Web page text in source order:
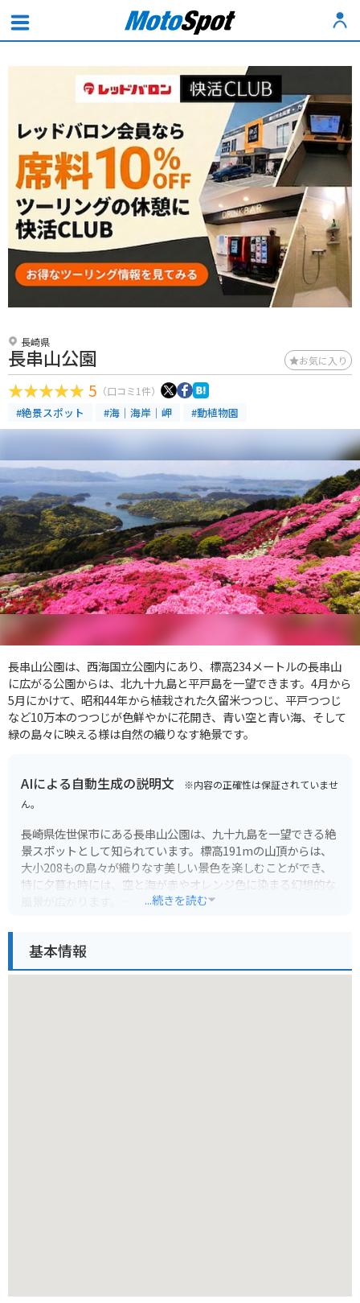
長崎県
長串山公園 お気に入り
5 （口コミ1件）
#絶景スポット #海｜海岸｜岬 #動植物園
長串山公園は、西海国立公園内にあり、標高234メートルの長串山
に広がる公園からは、北九十九島と平戸島を一望できます。4月から
5月にかけて、昭和44年から植栽された久留米つつじ、平戸つつじ
など10万本のつつじが色鮮やかに花開き、青い空と青い海、そして
緑の島々に映える様は自然の織りなす絶景です。
AIによる自動生成の説明文 ※内容の正確性は保証されていませ
ん。
長崎県佐世保市にある長串山公園は、九十九島を一望できる絶
景スポットとして知られています。標高191mの山頂からは、
大小208もの島々が織りなす美しい景色を楽しむことができ、
特に夕暮れ時には、空と海が赤やオレンジ色に染まる幻想的な
と散策を楽しむことができます。また、春には約1,000本の桜
が咲き乱れ、お花見の名所としても人気があります。バイクで
...続きを読む
基本情報